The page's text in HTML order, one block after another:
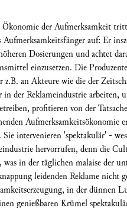
der Aufmerksamkeit
auf: Er
Dosierungen und achtet
einzusetzen. Die
z.B. an Akteure wie die der
in der Reklameindustrie arbeiten,
profitieren von der
Aufmerksamkeitsökonomie
intervenieren 'spektakulär' -
hervorrufen, denn die
was in der täglichen malaise der
leidenden Reklame nicht
in der dünnen
genießbaren Krümel